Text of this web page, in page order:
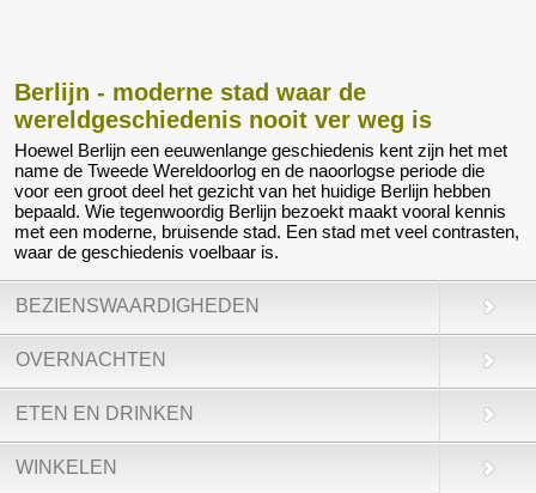
Berlijn - moderne stad waar de
wereldgeschiedenis nooit ver weg is
Hoewel Berlijn een eeuwenlange geschiedenis kent zijn het met
name de Tweede Wereldoorlog en de naoorlogse periode die
voor een groot deel het gezicht van het huidige Berlijn hebben
bepaald. Wie tegenwoordig Berlijn bezoekt maakt vooral kennis
met een moderne, bruisende stad. Een stad met veel contrasten,
waar de geschiedenis voelbaar is.
BEZIENSWAARDIGHEDEN
OVERNACHTEN
ETEN EN DRINKEN
WINKELEN